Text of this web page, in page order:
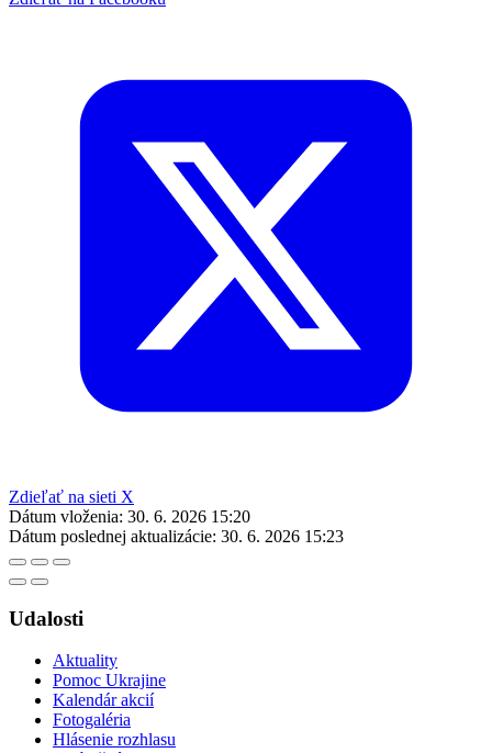
Zdieľať na sieti X
Dátum vloženia: 30. 6. 2026 15:20
Dátum poslednej aktualizácie: 30. 6. 2026 15:23
Udalosti
Aktuality
Pomoc Ukrajine
Kalendár akcií
Fotogaléria
Hlásenie rozhlasu